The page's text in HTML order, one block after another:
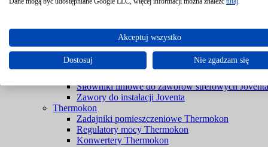
Siłowniki do przepustnic bez sprężyny powrotnej
Siłowniki do przepustnic ze sprężyną powrotną
Siłowniki do rozwiązań przeciwpożarowych
Siłowniki do zaworów bez spreżyny powrotnej
Siłowniki liniowe do zaworów strefowych Joventa
Zawory do instalacji Joventa
Thermokon
Zadajniki pomieszczeniowe Thermokon
Regulatory mocy Thermokon
Konwertery Thermokon
Akceptuj wszystko
Dostosuj Nie zgadzam się